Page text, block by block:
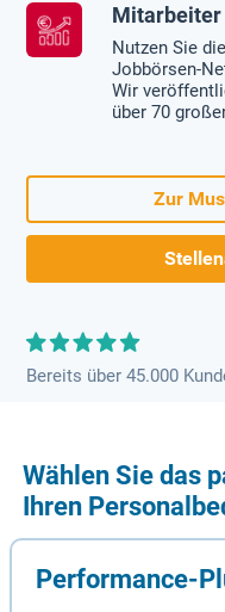
Mitarbeiter
Nutzen Sie
Jobbörsen-
Wir
über 70
Zur
Bereits über 45.000
Wählen Sie das
Ihren
Performance-